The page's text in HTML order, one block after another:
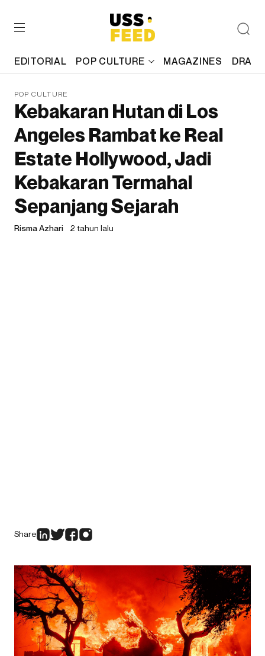
EDITORIAL POP CULTURE MAGAZINES
POP CULTURE
Kebakaran Hutan di Los
Angeles Rambat ke Real
Estate Hollywood, Jadi
Kebakaran Termahal
Sepanjang Sejarah
Risma Azhari 2 tahun lalu
Share